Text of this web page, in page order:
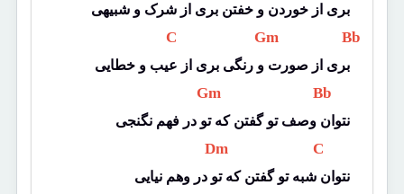
بری از خوردن و خفتن بری از شرک و شبیهی
C Gm Bb
بری از صورت و رنگی بری از عیب و خطایی
Gm Bb
نتوان وصف تو گفتن که تو در فهم نگنجی
Dm C
نتوان شبه تو گفتن که تو در وهم نیایی